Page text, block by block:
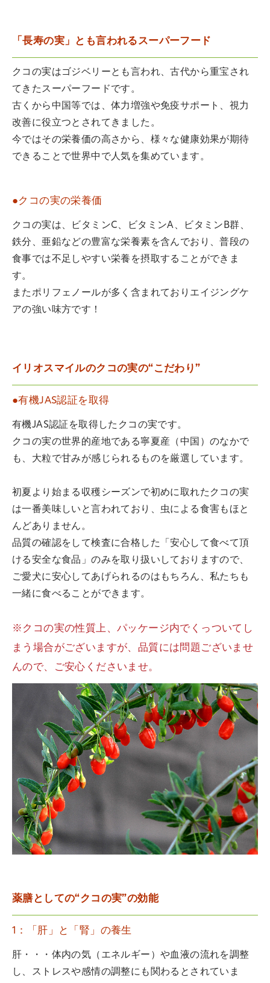
「長寿の実」とも言われるスーパーフード
クコの実はゴジベリーとも言われ、古代から重宝され
てきたスーパーフードです。
古くから中国等では、体力増強や免疫サポート、視力
改善に役立つとされてきました。
今ではその栄養価の高さから、様々な健康効果が期待
できることで世界中で人気を集めています。
●クコの実の栄養価
クコの実は、ビタミンC、ビタミンA、ビタミンB群、
鉄分、亜鉛などの豊富な栄養素を含んでおり、普段の
食事では不足しやすい栄養を摂取することができま
す。
またポリフェノールが多く含まれておりエイジングケ
アの強い味方です！
イリオスマイルのクコの実の“こだわり”
●有機JAS認証を取得
有機JAS認証を取得したクコの実です。
クコの実の世界的産地である寧夏産（中国）のなかで
も、大粒で甘みが感じられるものを厳選しています。
初夏より始まる収穫シーズンで初めに取れたクコの実
は一番美味しいと言われており、虫による食害もほと
んどありません。
品質の確認をして検査に合格した「安心して食べて頂
ける安全な食品」のみを取り扱いしておりますので、
ご愛犬に安心してあげられるのはもちろん、私たちも
一緒に食べることができます。
※クコの実の性質上、パッケージ内でくっついてし
まう場合がございますが、品質には問題ございませ
んので、ご安心くださいませ。
薬膳としての“クコの実”の効能
1：「肝」と「腎」の養生
肝・・・体内の気（エネルギー）や血液の流れを調整
し、ストレスや感情の調整にも関わるとされていま